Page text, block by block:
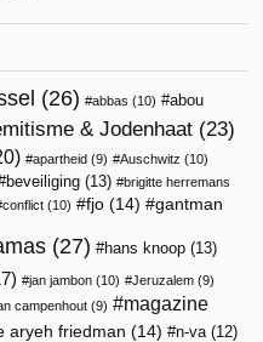
(26) abbas (10)
abou
& Jodenhaat (23)
apartheid (9) Auschwitz (10)
beveiliging (13)
brigitte herremans
conflict (10) fjo (14) gantman
(27) hans knoop (13)
jan jambon (10) Jeruzalem (9)
campenhout (9)
magazine
aryeh friedman (14) n-va(12)